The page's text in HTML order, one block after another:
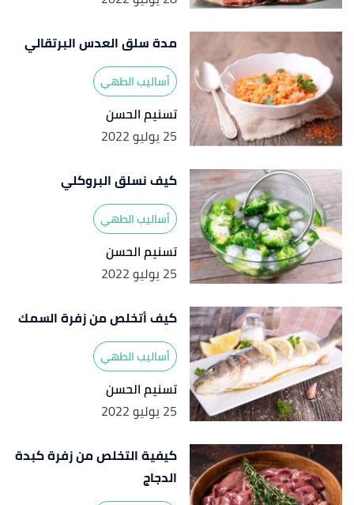
مدة سلق العدس البرتقالي
أساليب الطهي
تسنيم الحسن
25 يوليو 2022
كيف نسلق البروكلي
أساليب الطهي
تسنيم الحسن
25 يوليو 2022
كيف أتخلص من زفرة السمك
أساليب الطهي
تسنيم الحسن
25 يوليو 2022
كيفية التخلص من زفرة كبدة
الدجاج